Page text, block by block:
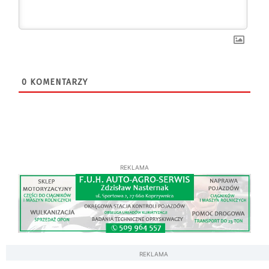
0 KOMENTARZY
REKLAMA
REKLAMA